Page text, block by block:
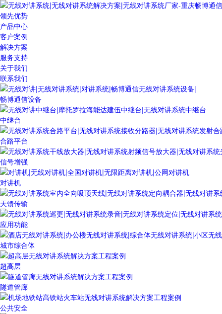
领先优势
产品中心
客户案例
解决方案
服务支持
关于我们
联系我们
畅博通信设备
中继台
合路平台
信号增强
对讲机
天馈传输
应用功能
城市综合体
超高层
隧道管廊
公共安全